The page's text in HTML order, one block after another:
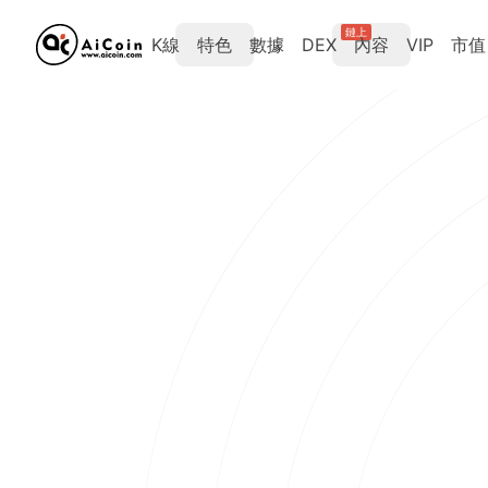
K線 特色 數據 DEX
鏈上
內容 VIP 市值